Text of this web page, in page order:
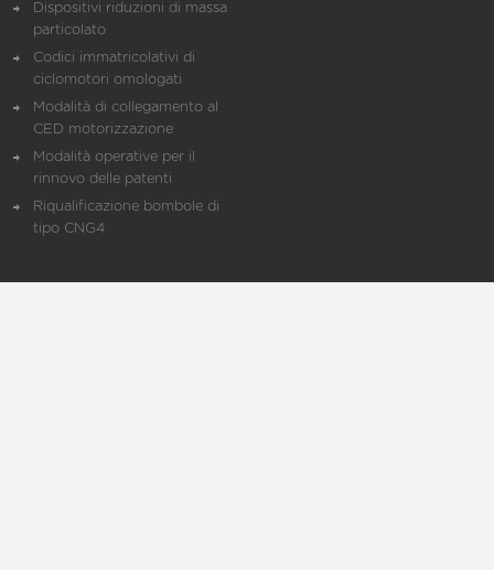
Dispositivi riduzioni di massa
particolato
Codici immatricolativi di
ciclomotori omologati
Modalità di collegamento al
CED motorizzazione
Modalità operative per il
rinnovo delle patenti
Riqualificazione bombole di
tipo CNG4